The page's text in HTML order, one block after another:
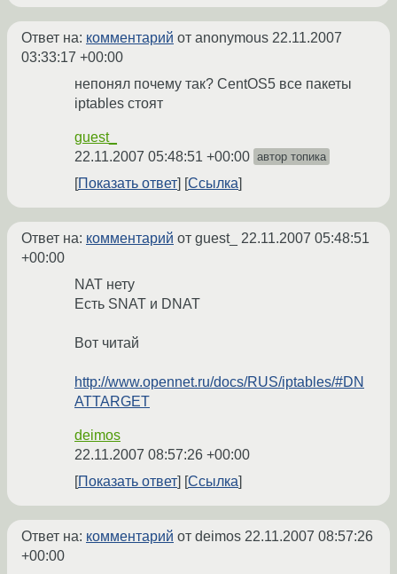
Ответ на: комментарий от anonymous 22.11.2007
03:33:17 +00:00
непонял почему так? CentOS5 все пакеты
iptables стоят
guest_
22.11.2007 05:48:51 +00:00 автор топика
Показать ответ Ссылка
Ответ на: комментарий от guest_ 22.11.2007 05:48:51
+00:00
NAT нету
Есть SNAT и DNAT
Вот читай
http://www.opennet.ru/docs/RUS/iptables/#DN
ATTARGET
deimos
22.11.2007 08:57:26 +00:00
Показать ответ
Ссылка
Ответ на: комментарий от deimos 22.11.2007 08:57:26
+00:00